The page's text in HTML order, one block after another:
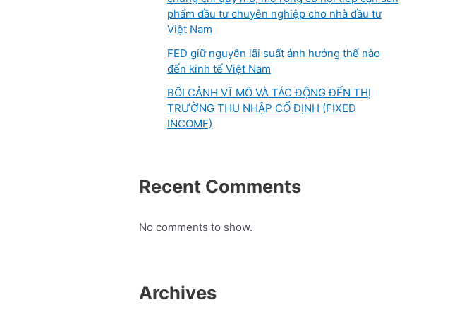
phẩm đầu tư chuyên nghiệp cho nhà đầu tư
Việt Nam
FED giữ nguyên lãi suất ảnh hưởng thế nào
đến kinh tế Việt Nam
BỐI CẢNH VĨ MÔ VÀ TÁC ĐỘNG ĐẾN THỊ
TRƯỜNG THU NHẬP CỐ ĐỊNH (FIXED
INCOME)
Recent Comments
No comments to show.
Archives